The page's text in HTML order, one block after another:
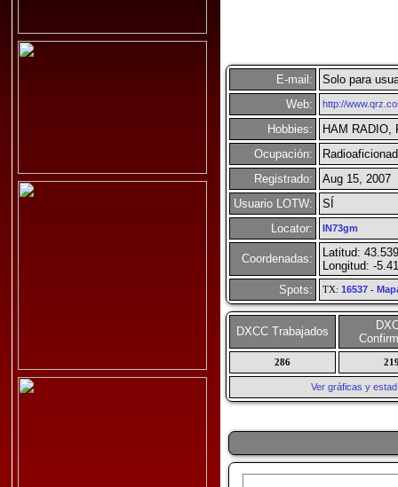
E-mail:
Solo para
Web:
http://
Hobbies:
HAM RADIO,
Ocupación:
Registrado:
Aug 15, 2007
Usuario LOTW:
SÍ
Locator:
IN73gm
Coordenadas:
Latitud:
Longitud: -
Spots:
TX: 16537-
DXCC Trabajados
286
Ver gráficas y